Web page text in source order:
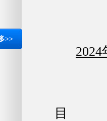
2024
目
>>